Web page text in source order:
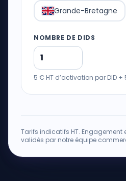
Grande-Bretagne
NOMBRE DE DIDS
5 € HT d’activation par DID +
Tarifs indicatifs HT.
validés par notre équipe